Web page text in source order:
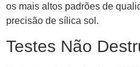
os mais altos padrões de
precisão de sílica sol.
Testes Não